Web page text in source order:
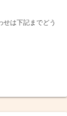
せは下記までどう